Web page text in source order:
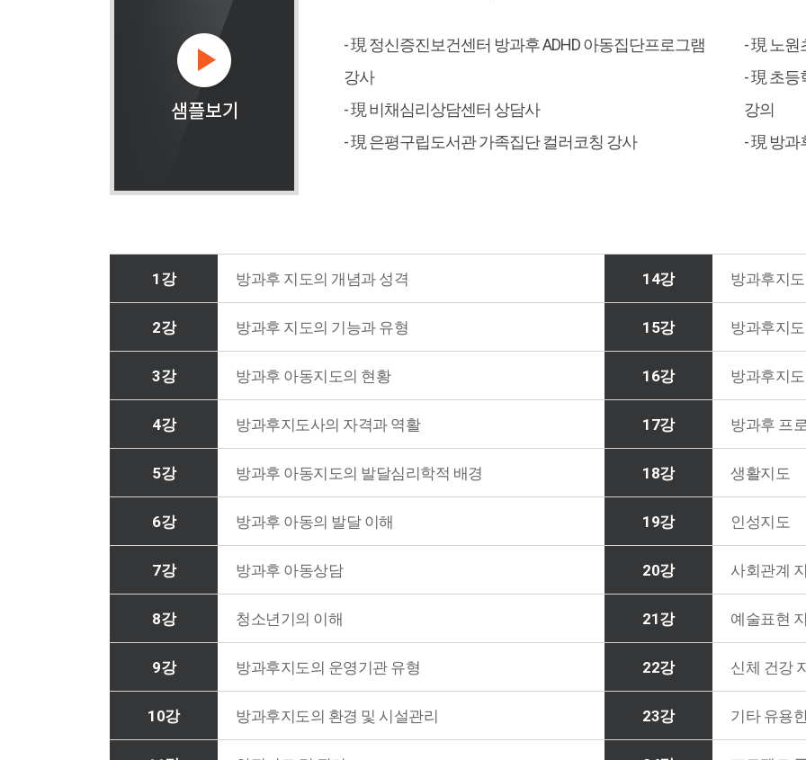
- 現 정신증진보건센터 방과후 ADHD 아동집단프로그램
강사
- 現 비채심리상담센터 상담사
- 現 은평구립도서관 가족집단 컬러코칭 강사
- 現 노
- 現 초
강의
- 現 방
1강 방과후 지도의 개념과 성격 14강 방과후지
2강 방과후 지도의 기능과 유형 15강 방과후지
3강 방과후 아동지도의 현황 16강 방과후지
4강 방과후지도사의 자격과 역활 17강 방과후 프
5강 방과후 아동지도의 발달심리학적 배경 18강 생활지도
6강 방과후 아동의 발달 이해 19강 인성지도
7강 방과후 아동상담 20강 사회관계
8강 청소년기의 이해 21강 예술표현
9강 방과후지도의 운영기관 유형 22강 신체 건강
10강 방과후지도의 환경 및 시설관리 23강 기타 유용